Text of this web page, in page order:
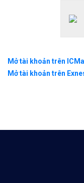
Mở tài khoản trên
Mở tài khoản trên